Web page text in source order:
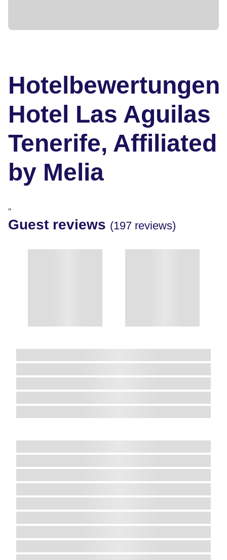
Hotelbewertungen
Hotel Las Aguilas
Tenerife, Affiliated
by Melia
"
Guest reviews (197 reviews)